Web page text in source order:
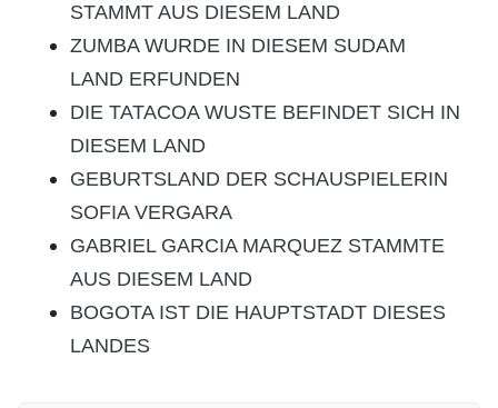
STAMMT AUS DIESEM LAND
ZUMBA WURDE IN DIESEM SUDAM
LAND ERFUNDEN
DIE TATACOA WUSTE BEFINDET SICH IN
DIESEM LAND
GEBURTSLAND DER SCHAUSPIELERIN
SOFIA VERGARA
GABRIEL GARCIA MARQUEZ STAMMTE
AUS DIESEM LAND
BOGOTA IST DIE HAUPTSTADT DIESES
LANDES